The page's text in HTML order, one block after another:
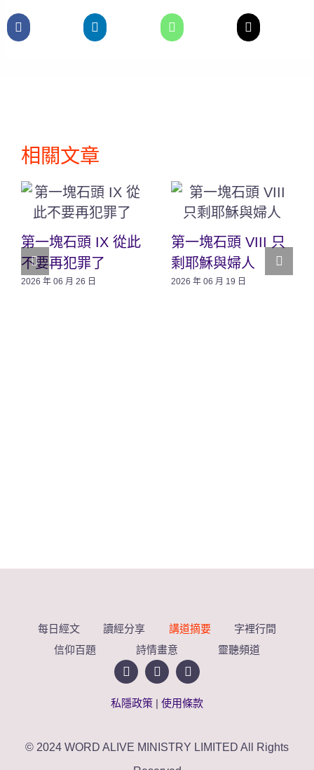
相關文章
第一塊石頭 IX 從此
不要再犯罪了
2026 年 06 月 26 日
第一塊石頭 VIII 只
剩耶穌與婦人
2026 年 06 月 19 日
每日經文 讀經分享 講道摘要
字裡行間
信仰百題
詩情畫意 靈聽頻道
私隱政策 | 使用條款
© 2024 WORD ALIVE MINISTRY LIMITED All Rights